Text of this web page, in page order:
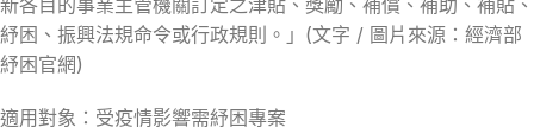
新各目的事業主管機關訂定之津貼、獎勵、補償、補助、補貼、
紓困、振興法規命令或行政規則。」(文字 / 圖片來源：經濟部
紓困官網)
適用對象：受疫情影響需紓困專案